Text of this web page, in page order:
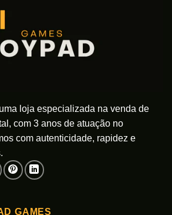
escolhidas
na
loja especializada na venda de
com 3 anos de atuação no
com autenticidade, rapidez e
GAMES